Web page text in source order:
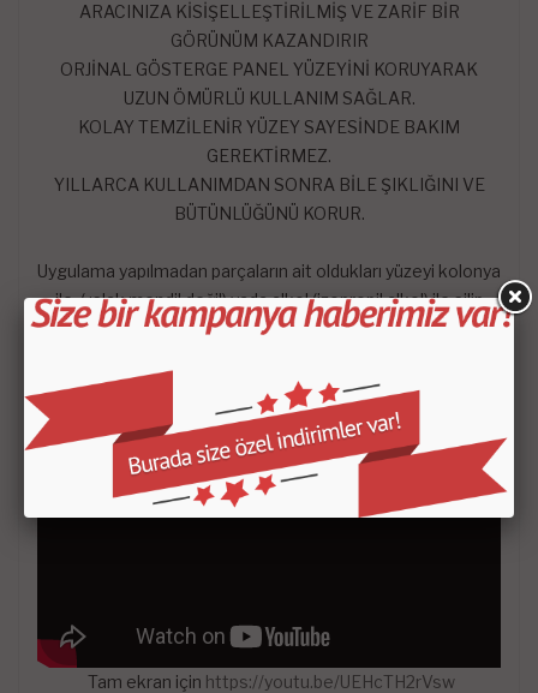
ARACINIZA KİSİŞELLEŞTİRİLMİŞ VE ZARİF BİR
GÖRÜNÜM KAZANDIRIR
ORJİNAL GÖSTERGE PANEL YÜZEYİNİ KORUYARAK
UZUN ÖMÜRLÜ KULLANIM SAĞLAR.
KOLAY TEMZİLENİR YÜZEY SAYESİNDE BAKIM
GEREKTİRMEZ.
YILLARCA KULLANIMDAN SONRA BİLE ŞIKLIĞINI VE
BÜTÜNLÜĞÜNÜ KORUR.
Uygulama yapılmadan parçaların ait oldukları yüzeyi kolonya
ile ( ıslak mendil değil) yada alkol (izopropil alkol) ile silip
kuruması bekliyoruz.
gerekir. Bu işlem yapışma performansını maksimum
seviyeye ulaştıracaktır.
Son olarak yumuşak bir bez ile üzerinden geçerek işlemi
sonlandırıyoruz.
Tam ekran için https://youtu.be/UEHcTH2rVsw